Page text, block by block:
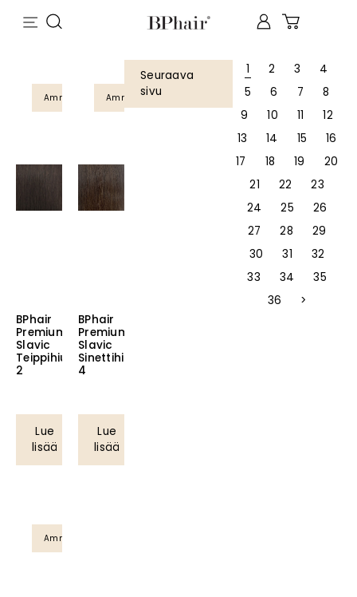
Ammattilaistuote
BPhair
Premium
Slavic
Teippihius
2
Lue
lisää
Ammattilaistuote
BPhair
Premium
Slavic
Sinettihius
4
Lue
lisää
Ammattilaistuote
Seuraava
sivu
1 2 3
4
5
6 7
8
9
10 11
12
13
14 15
16
17
18 19
20
21
22
23
24
25
26
27
28
29
30
31
32
33
34
35
36
>